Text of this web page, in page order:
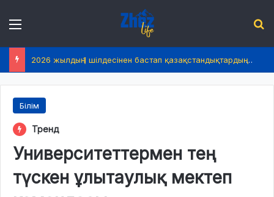
2026 жылдың 1 шілдесінен бастап қазақстандықтардың өмірінде не өзгереді?
Білім
Тренд
Университеттермен тең
түскен ұлытаулық мектеп